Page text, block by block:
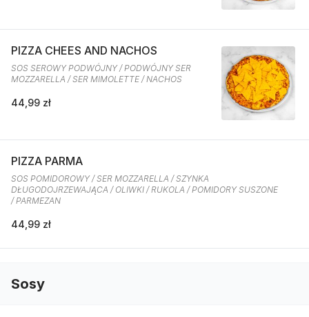
PIZZA CHEES AND NACHOS
SOS SEROWY PODWÓJNY / PODWÓJNY SER
MOZZARELLA / SER MIMOLETTE / NACHOS
44,99 zł
PIZZA PARMA
SOS POMIDOROWY / SER MOZZARELLA / SZYNKA
DŁUGODOJRZEWAJĄCA / OLIWKI / RUKOLA / POMIDORY SUSZONE
/ PARMEZAN
44,99 zł
Sosy